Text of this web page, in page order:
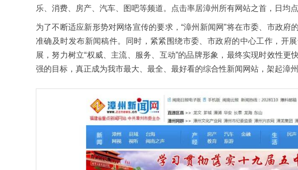
乐、消费、房产、汽车、图吧等频道。点击率居漳州所有网站之首，日均点
为了不断适应新形势对网络宣传的要求，“漳州新闻网”将在市委、市政府
准确及时发布新闻稿件。同时，紧紧围绕市委、市政府的中心工作，开
展，努力树立“权威、主流、服务、互动”的品牌形象，最终实现时效性
强的目标，真正成为我市最大、最全、最好看的综合性新闻网站，架起漳